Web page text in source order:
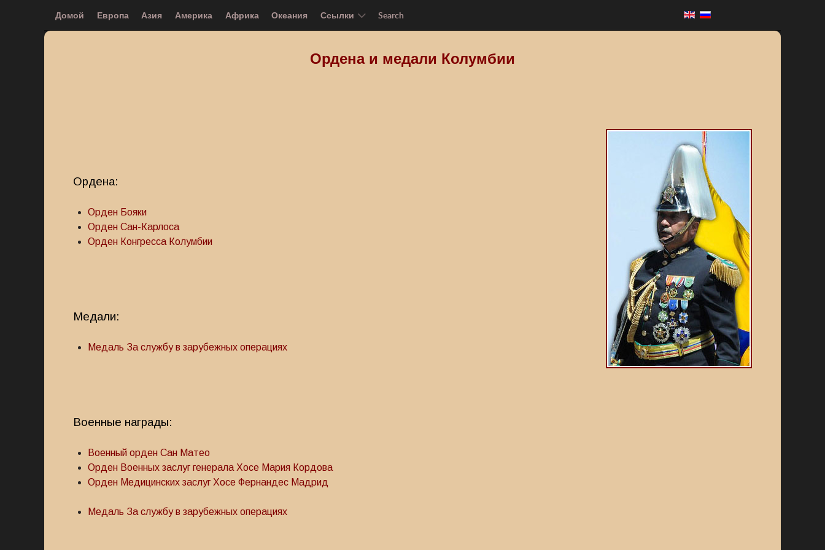
Домой Европа Азия Америка Африка Океания Ссылки Search
Ордена и медали Колумбии
Ордена:
Орден Бояки
Орден Сан-Карлоса
Орден Конгресса Колумбии
Медали:
Медаль За службу в зарубежных операциях
Военные награды:
Военный орден Сан Матео
Орден Военных заслуг генерала Хосе Мария Кордова
Орден Медицинских заслуг Хосе Фернандес Мадрид
Медаль За службу в зарубежных операциях